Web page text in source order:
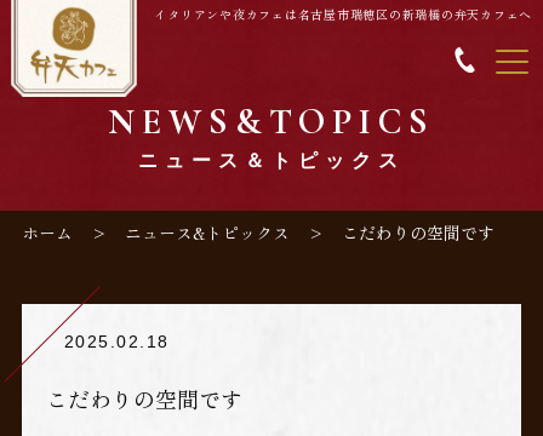
イタリアンや夜カフェは名古屋市瑞穂区の新瑞橋の弁天カフェへ
NEWS&TOPICS
ニュース＆トピックス
ホーム ニュース&トピックス こだわりの空間です
2025.02.18
こだわりの空間です